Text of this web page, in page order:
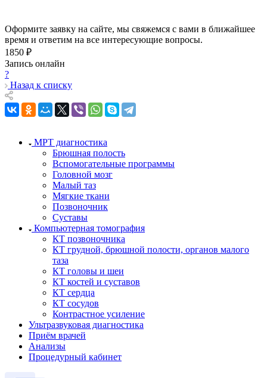
Оформите заявку на сайте, мы свяжемся с вами в ближайшее
время и ответим на все интересующие вопросы.
1850 ₽
Запись онлайн
?
Назад к списку
МРТ диагностика
Брюшная полость
Вспомогательные программы
Головной мозг
Малый таз
Мягкие ткани
Позвоночник
Суставы
Компьютерная томография
КТ позвоночника
КТ грудной, брюшной полости, органов малого
таза
КТ головы и шеи
КТ костей и суставов
КТ сердца
КТ сосудов
Контрастное усиление
Ультразвуковая диагностика
Приём врачей
Анализы
Процедурный кабинет